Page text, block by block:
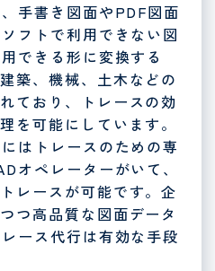
手書き図面やPDF図面
フトで利用できない図
できる形に変換する
築、機械、土木などの
ており、トレースの効
を可能にしています。
はトレースのための専
オペレーターがいて、
レースが可能です。企
つ高品質な図面データ
ース代行は有効な手段